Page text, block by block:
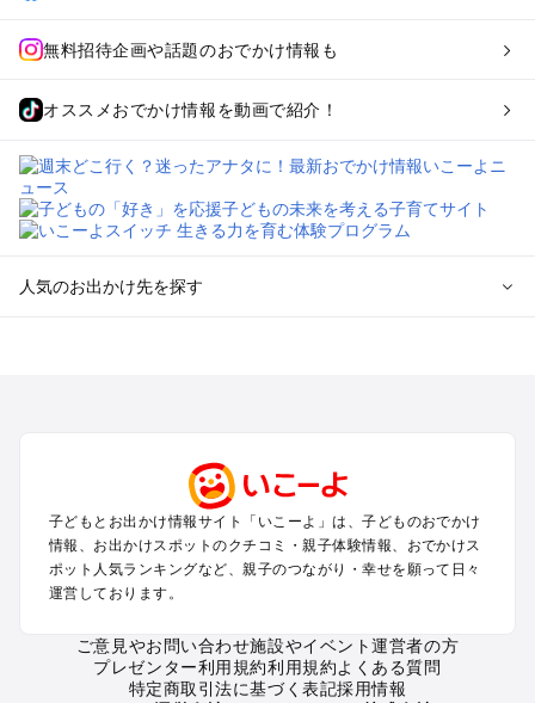
無料招待企画や話題のおでかけ情報も
オススメおでかけ情報を動画で紹介！
人気のお出かけ先を探す
関西のプールおでかけ
中国･四国のプールおでかけ
九州･沖縄のプールおでかけ
定番お出かけスポット
子どもとお出かけ情報サイト「いこーよ」は、子どものおでかけ
情報、お出かけスポットのクチコミ・親子体験情報、おでかけス
ポット人気ランキングなど、親子のつながり・幸せを願って日々
運営しております。
ご意見やお問い合わせ施設やイベント運営者の方
プレゼンター利用規約利用規約よくある質問
特定商取引法に基づく表記採用情報